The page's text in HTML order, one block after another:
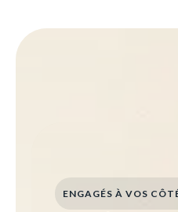
ENGAGÉS À VOS